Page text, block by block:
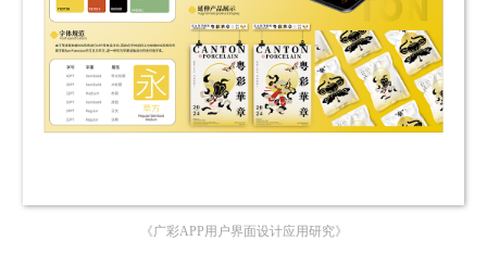
《广彩APP用户界面设计应用研究》